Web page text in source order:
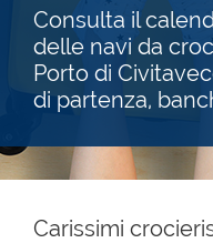
Consulta il
delle navi da
Porto di
di partenza,
Carissimi